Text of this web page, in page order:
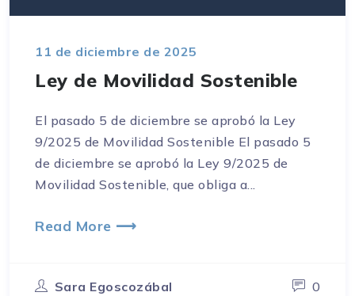
11 de diciembre de 2025
Ley de Movilidad Sostenible
El pasado 5 de diciembre se aprobó la Ley
9/2025 de Movilidad Sostenible El pasado 5
de diciembre se aprobó la Ley 9/2025 de
Movilidad Sostenible, que obliga a...
Read More ⟶
Sara Egoscozábal 0